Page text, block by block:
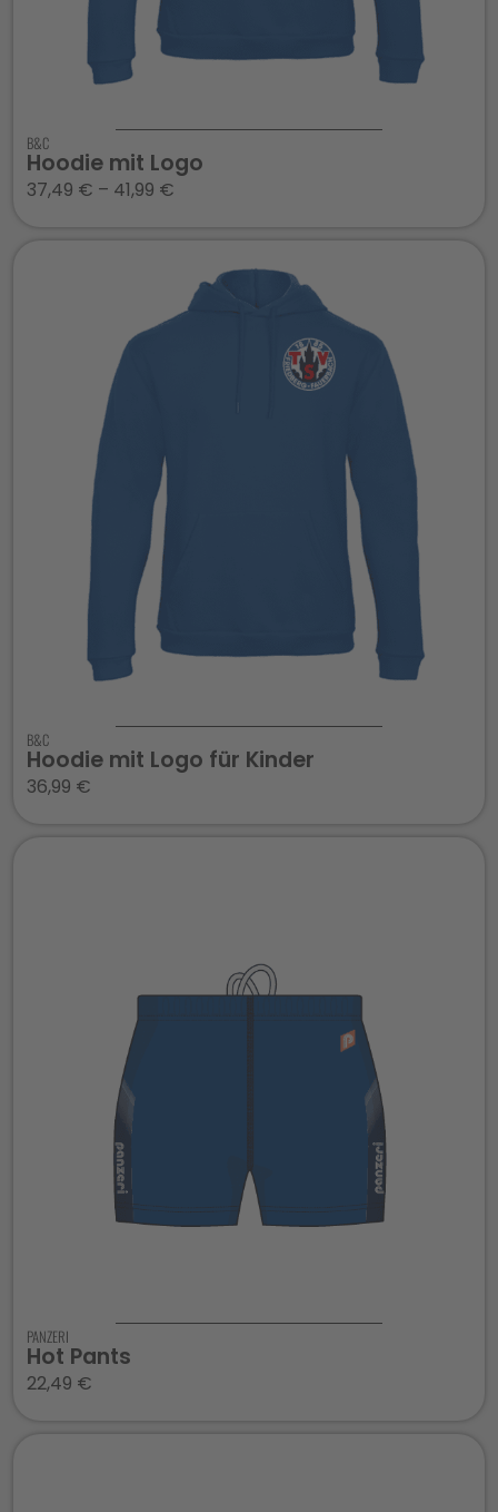
B&C
Hoodie mit Logo
37,49 € – 41,99 €
B&C
Hoodie mit Logo für Kinder
36,99 €
PANZERI
Hot Pants
22,49 €